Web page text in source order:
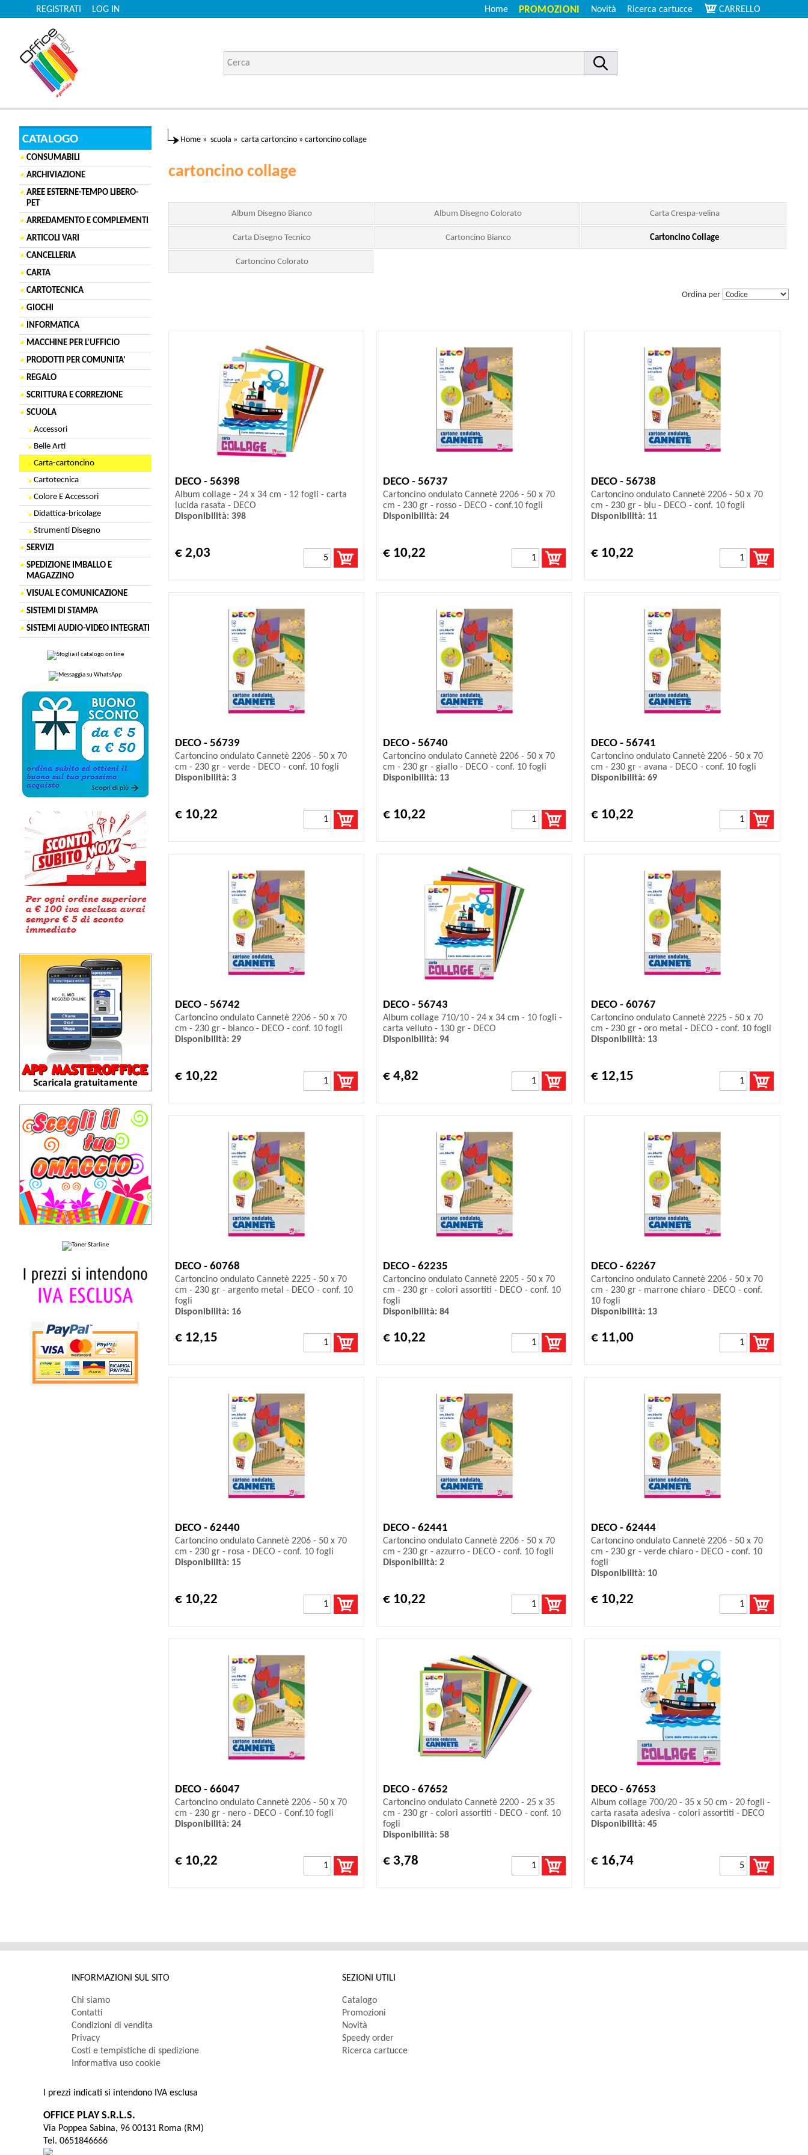
LOG IN
REGISTRATI CARRELLO
Ricerca cartucce
Novità
PROMOZIONI
Home
CATALOGO
CONSUMABILI
ARCHIVIAZIONE
AREE ESTERNE-TEMPO LIBERO-
PET
ARREDAMENTO E COMPLEMENTI
ARTICOLI VARI
CANCELLERIA
CARTA
CARTOTECNICA
GIOCHI
INFORMATICA
MACCHINE PER L'UFFICIO
PRODOTTI PER COMUNITA'
REGALO
SCRITTURA E CORREZIONE
SCUOLA
Accessori
Belle Arti
Carta-cartoncino
Cartotecnica
Colore E Accessori
Didattica-bricolage
Strumenti Disegno
SERVIZI
SPEDIZIONE IMBALLO E
MAGAZZINO
VISUAL E COMUNICAZIONE
SISTEMI DI STAMPA
SISTEMI AUDIO-VIDEO INTEGRATI
Home » scuola » carta cartoncino » cartoncino collage
cartoncino collage
Album Disegno Bianco Album Disegno Colorato Carta Crespa-velina
Carta Disegno Tecnico Cartoncino Bianco Cartoncino Collage
Cartoncino Colorato
Ordina per
DECO - 56398
Album collage - 24 x 34 cm - 12 fogli - carta
lucida rasata - DECO
Disponibilità: 398
€ 2,03
DECO - 56737
Cartoncino ondulato Cannetè 2206 - 50 x 70
cm - 230 gr - rosso - DECO - conf.10 fogli
Disponibilità: 24
€ 10,22
DECO - 56738
Cartoncino ondulato Cannetè 2206 - 50 x 70
cm - 230 gr - blu - DECO - conf. 10 fogli
Disponibilità: 11
€ 10,22
DECO - 56739
Cartoncino ondulato Cannetè 2206 - 50 x 70
cm - 230 gr - verde - DECO - conf. 10 fogli
Disponibilità: 3
€ 10,22
DECO - 56740
Cartoncino ondulato Cannetè 2206 - 50 x 70
cm - 230 gr - giallo - DECO - conf. 10 fogli
Disponibilità: 13
€ 10,22
DECO - 56741
Cartoncino ondulato Cannetè 2206 - 50 x 70
cm - 230 gr - avana - DECO - conf. 10 fogli
Disponibilità: 69
€ 10,22
DECO - 56742
Cartoncino ondulato Cannetè 2206 - 50 x 70
cm - 230 gr - bianco - DECO - conf. 10 fogli
Disponibilità: 29
€ 10,22
DECO - 56743
Album collage 710/10 - 24 x 34 cm - 10 fogli -
carta velluto - 130 gr - DECO
Disponibilità: 94
€ 4,82
DECO - 60767
Cartoncino ondulato Cannetè 2225 - 50 x 70
cm - 230 gr - oro metal - DECO - conf. 10 fogli
Disponibilità: 13
€ 12,15
DECO - 60768
Cartoncino ondulato Cannetè 2225 - 50 x 70
cm - 230 gr - argento metal - DECO - conf. 10
fogli
Disponibilità: 16
€ 12,15
DECO - 62235
Cartoncino ondulato Cannetè 2205 - 50 x 70
cm - 230 gr - colori assortiti - DECO - conf. 10
fogli
Disponibilità: 84
€ 10,22
DECO - 62267
Cartoncino ondulato Cannetè 2206 - 50 x 70
cm - 230 gr - marrone chiaro - DECO - conf.
10 fogli
Disponibilità: 13
€ 11,00
DECO - 62440
Cartoncino ondulato Cannetè 2206 - 50 x 70
cm - 230 gr - rosa - DECO - conf. 10 fogli
Disponibilità: 15
€ 10,22
DECO - 62441
Cartoncino ondulato Cannetè 2206 - 50 x 70
cm - 230 gr - azzurro - DECO - conf. 10 fogli
Disponibilità: 2
€ 10,22
DECO - 62444
Cartoncino ondulato Cannetè 2206 - 50 x 70
cm - 230 gr - verde chiaro - DECO - conf. 10
fogli
Disponibilità: 10
€ 10,22
DECO - 66047
Cartoncino ondulato Cannetè 2206 - 50 x 70
cm - 230 gr - nero - DECO - Conf.10 fogli
Disponibilità: 24
€ 10,22
DECO - 67652
Cartoncino ondulato Cannetè 2200 - 25 x 35
cm - 230 gr - colori assortiti - DECO - conf. 10
fogli
Disponibilità: 58
€ 3,78
DECO - 67653
Album collage 700/20 - 35 x 50 cm - 20 fogli -
carta rasata adesiva - colori assortiti - DECO
Disponibilità: 45
€ 16,74
INFORMAZIONI SUL SITO
Chi siamo
Contatti
Condizioni di vendita
Privacy
Costi e tempistiche di spedizione
Informativa uso cookie
SEZIONI UTILI
Catalogo
Promozioni
Novità
Speedy order
Ricerca cartucce
I prezzi indicati si intendono IVA esclusa
OFFICE PLAY S.R.L.S.
Via Poppea Sabina, 96 00131 Roma (RM)
Tel. 0651846666